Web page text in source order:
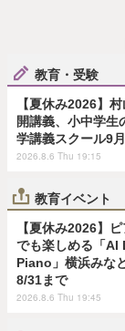
教育・受験
【夏休み2026】
開講義、小中学生
学講義スクール9
2026.8.6 Thu 19:15
教育イベント
【夏休み2026】
でも楽しめる「AI
Piano」横浜みな
8/31まで
2026.8.6 Thu 19:45